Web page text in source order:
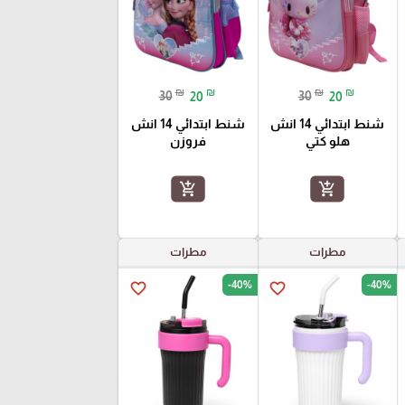
30 ₪ 20 ₪
شنط ابتدائي 14 انش
هلو كتي
add_shopping_cart
30 ₪ 20 ₪
شنط ابتدائي 14 انش
فروزن
add_shopping_cart
مطرات
favorite_border -40%
مطرات
favorite_border -40%